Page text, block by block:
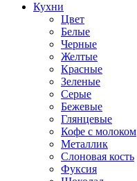
Кухни
Цвет
Белые
Черные
Желтые
Красные
Зеленые
Серые
Бежевые
Глянцевые
Кофе с молоком
Металлик
Слоновая кость
Фуксия